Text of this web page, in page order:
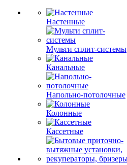
Настенные
Мульти сплит-системы
Канальные
Напольно-потолочные
Колонные
Кассетные